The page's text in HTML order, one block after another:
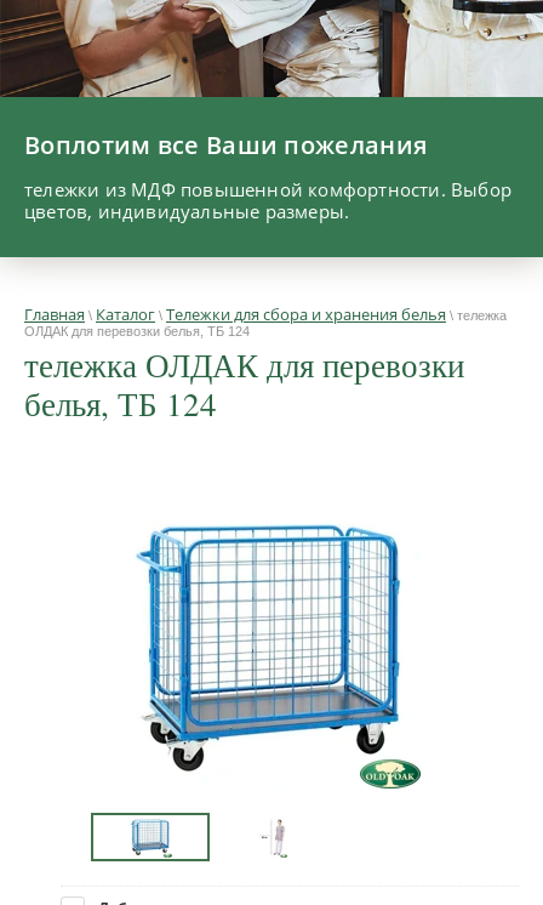
Воплотим все Ваши пожелания
тележки из МДФ повышенной комфортности. Выбор
цветов, индивидуальные размеры.
Главная \ Каталог \ Тележки для сбора и хранения белья \ тележка
ОЛДАК для перевозки белья, ТБ 124
тележка ОЛДАК для перевозки
белья, ТБ 124